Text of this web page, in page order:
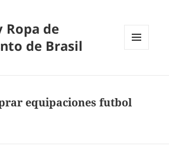
Ropa de
de Brasil
equipaciones futbol